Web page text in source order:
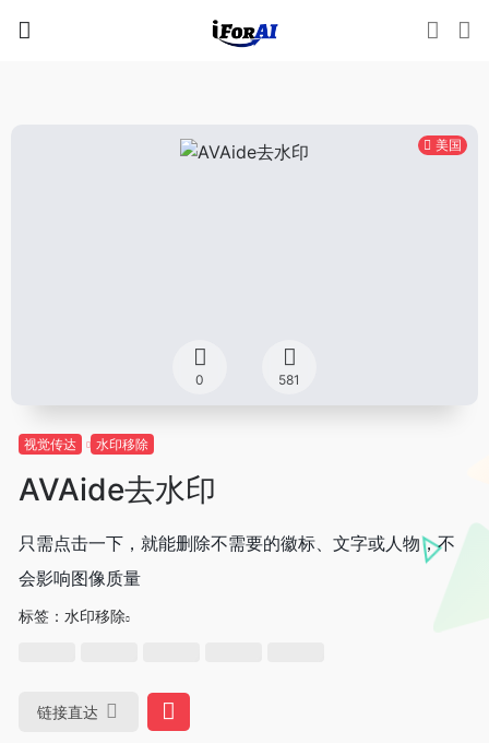
美国
0 581
视觉传达 水印移除
AVAide去水印
只需点击一下，就能删除不需要的徽标、文字或人物，不
会影响图像质量
标签： 水印移除
链接直达